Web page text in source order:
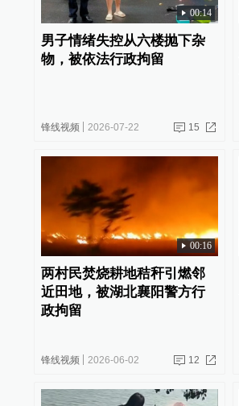
00:14
男子情绪失控从六楼抛下杂
物，被依法行政拘留
锋线视频 2026-07-22 15
00:16
两村民焚烧耕地秸秆引燃邻
近田地，被湖北襄阳警方行
政拘留
锋线视频 2026-06-02 12